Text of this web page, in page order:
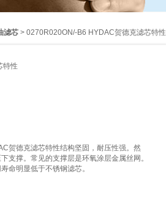
滤芯 > 0270R020ON/-B6 HYDAC贺德克滤芯特性
特性
贺德克滤芯特性结构坚固，耐压性强。然
支撑。常见的支撑层是环氧涂层金属丝网。
命明显低于不锈钢滤芯。